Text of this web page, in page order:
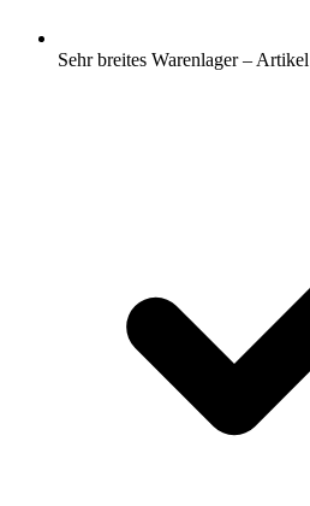
Sehr breites Warenlager –